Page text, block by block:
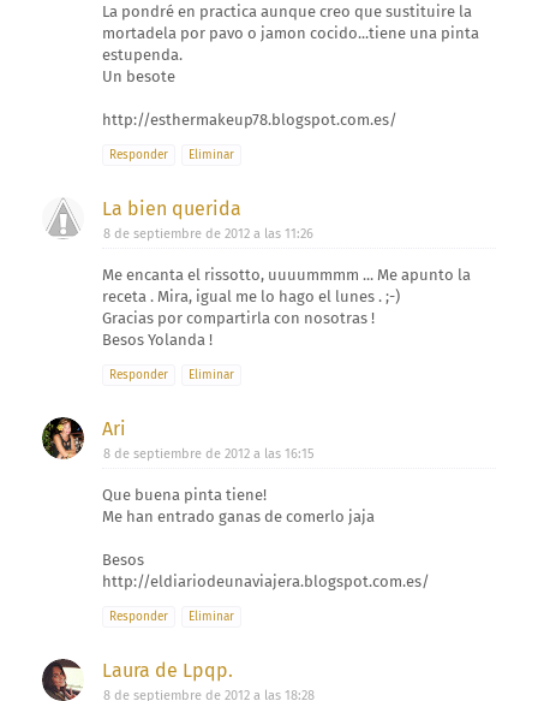
La pondré en practica aunque creo que sustituire la
mortadela por pavo o jamon cocido...tiene una pinta
estupenda.
Un besote
http://esthermakeup78.blogspot.com.es/
Responder Eliminar
La bien querida
8 de septiembre de 2012 a las 11:26
Me encanta el rissotto, uuuummmm ... Me apunto la
receta . Mira, igual me lo hago el lunes . ;-)
Gracias por compartirla con nosotras !
Besos Yolanda !
Responder Eliminar
Ari
8 de septiembre de 2012 a las 16:15
Que buena pinta tiene!
Me han entrado ganas de comerlo jaja
Besos
http://eldiariodeunaviajera.blogspot.com.es/
Responder Eliminar
Laura de Lpqp.
8 de septiembre de 2012 a las 18:28